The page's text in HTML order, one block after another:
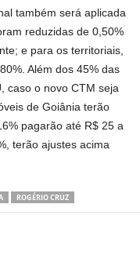
também será aplicada
reduzidas de 0,50%
e para os territoriais,
Além dos 45% das
caso o novo CTM seja
de Goiânia terão
pagarão até R$ 25 a
terão ajustes acima
ROGÉRIO CRUZ